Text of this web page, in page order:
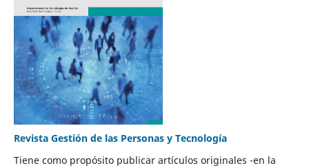
Revista Gestión de las Personas y Tecnología
Tiene como propósito publicar artículos originales -en la